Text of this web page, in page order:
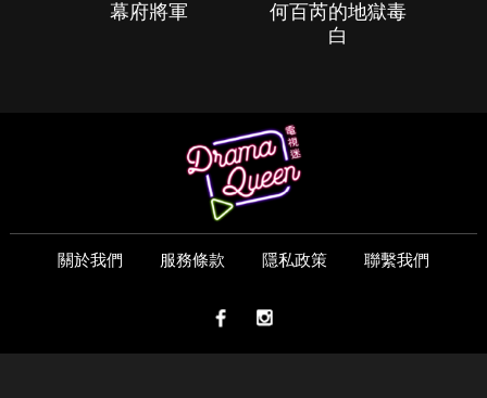
幕府將軍
何百芮的地獄毒
白
關於我們 服務條款 隱私政策 聯繫我們